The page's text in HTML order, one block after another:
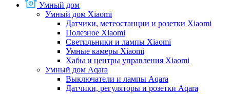
Умный дом
Умный дом Xiaomi
Датчики, метеостанции и розетки Xiaomi
Полезное Xiaomi
Светильники и лампы Xiaomi
Умные камеры Xiaomi
Хабы и центры управления Xiaomi
Умный дом Aqara
Выключатели и лампы Aqara
Датчики, регуляторы и розетки Aqara